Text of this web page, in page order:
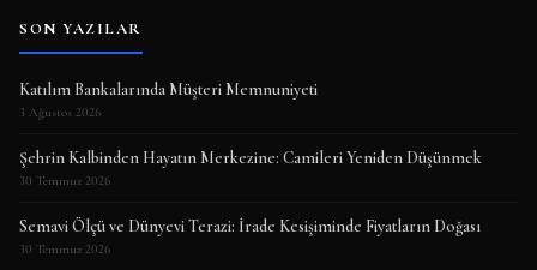
SON YAZILAR
Katılım Bankalarında Müşteri Memnuniyeti
3 Ağustos 2026
Şehrin Kalbinden Hayatın Merkezine: Camileri Yeniden Düşünmek
30 Temmuz 2026
Semavi Ölçü ve Dünyevi Terazi: İrade Kesişiminde Fiyatların Doğası
30 Temmuz 2026